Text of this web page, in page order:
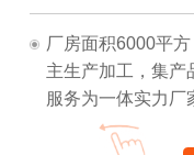
厂房面积6000平
主生产加工，集产
服务为一体实力厂